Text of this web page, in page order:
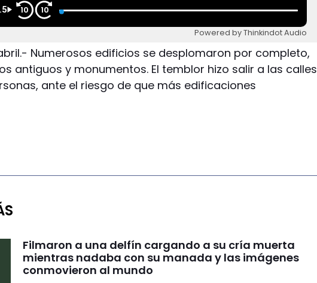
10 10
Powered by Thinkindot Audio
Numerosos edificios se desplomaron por completo,
antiguos y monumentos. El temblor hizo salir a las calles
ante el riesgo de que más edificaciones
Filmaron a una delfín cargando a su cría muerta
mientras nadaba con su manada y las imágenes
conmovieron al mundo